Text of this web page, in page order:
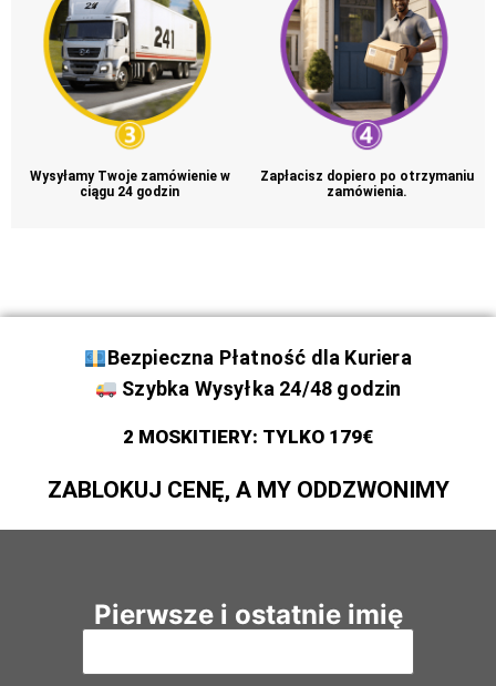
Wysyłamy Twoje zamówienie w
ciągu 24 godzin
Zapłacisz dopiero po otrzymaniu
zamówienia.
Bezpieczna Płatność dla Kuriera
Szybka Wysyłka 24/48 godzin
2 MOSKITIERY: TYLKO 179€
ZABLOKUJ CENĘ, A MY ODDZWONIMY
Pierwsze i ostatnie imię